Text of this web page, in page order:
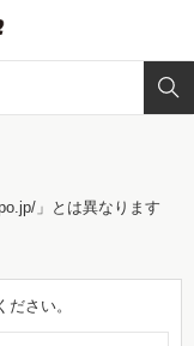
」 とは異なります
さい。